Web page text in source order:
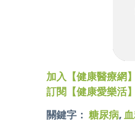
加入【健康醫療網
訂閱【健康愛樂活
關鍵字： 糖尿病,